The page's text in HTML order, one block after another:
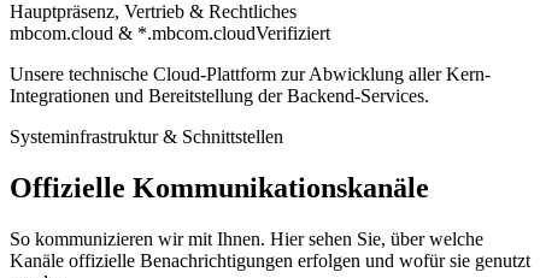
Hauptpräsenz, Vertrieb & Rechtliches
mbcom.cloud & *.mbcom.cloudVerifiziert
Unsere technische Cloud-Plattform zur Abwicklung aller Kern-
Integrationen und Bereitstellung der Backend-Services.
Systeminfrastruktur & Schnittstellen
Offizielle Kommunikationskanäle
So kommunizieren wir mit Ihnen. Hier sehen Sie, über welche
Kanäle offizielle Benachrichtigungen erfolgen und wofür sie genutzt